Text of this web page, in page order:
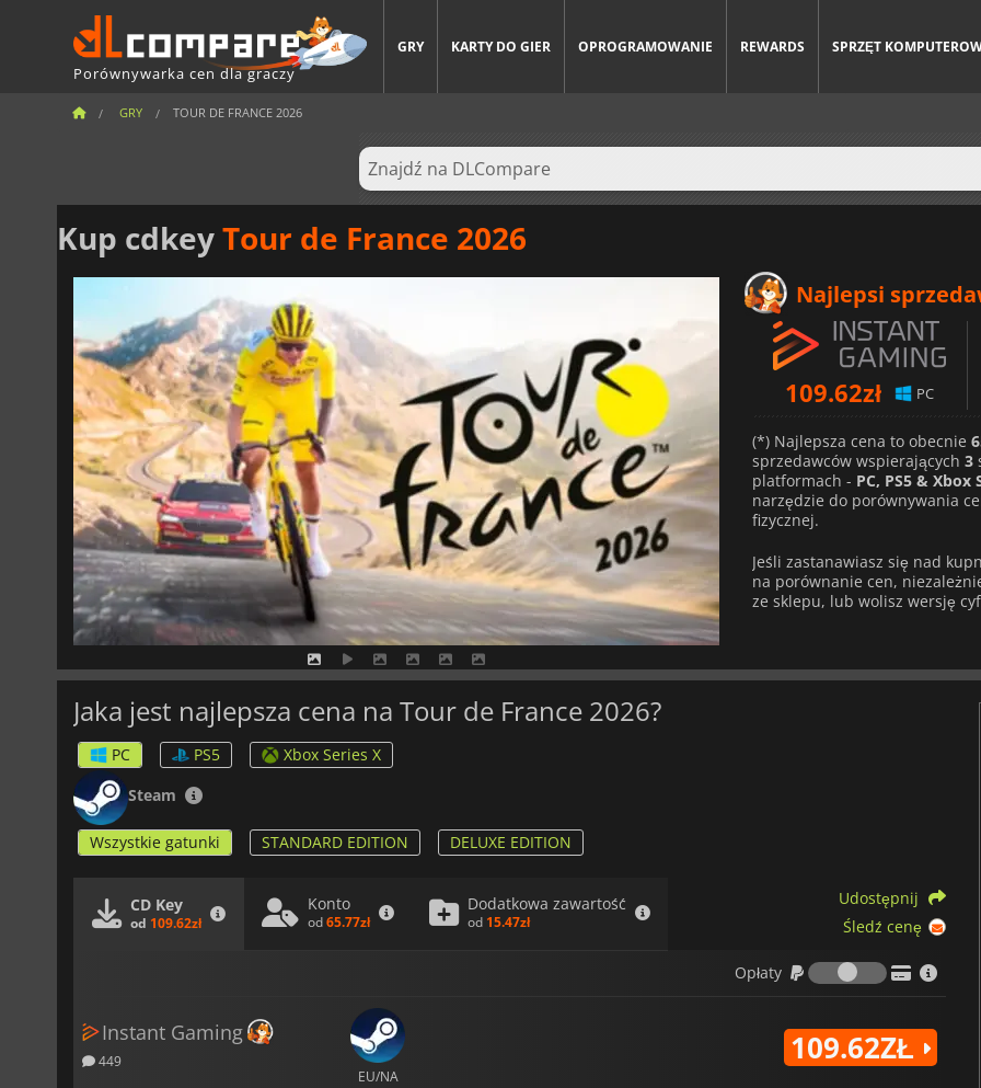
Porównywarka cen dla graczy
GRY KARTY DO GIER OPROGRAMOWANIE REWARDS SPRZĘT
GRY TOUR DE FRANCE 2026
Kup cdkeyTour de France 2026
Najlepsi
109.62zł PC
(*) Najlepsza cena to obecnie
sprzedawców wspierających 3
platformach - PC, PS5 & Xbox
narzędzie do porównywania
fizycznej.
Jeśli zastanawiasz się nad
na porównanie cen,
ze sklepu, lub wolisz wersję
Jaka jest najlepsza cena na Tour de France 2026?
PC PS5
Xbox Series X
Steam
Wszystkie gatunki STANDARD EDITION DELUXE EDITION
CD Key
od 109.62zł
Konto
od65.77zł
Dodatkowa zawartość
od 15.47zł
Udostępnij
Śledź cenę
Opłaty
Opłaty
Instant Gaming
449
EU/NA
109.62ZŁ